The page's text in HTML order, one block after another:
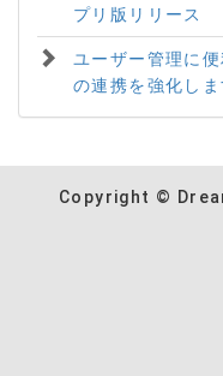
プリ版リリース
ユーザー管理に
の連携を強化しま
Copyright ©